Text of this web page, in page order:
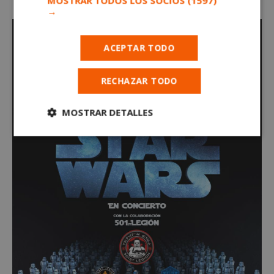
→
ACEPTAR TODO
RECHAZAR TODO
MOSTRAR DETALLES
Cookies
estrictamente
necesarias
Cookies de
rendimiento
Cookies de
preferencias
Cookies de
funcionalidad
Cookies no clasificadas